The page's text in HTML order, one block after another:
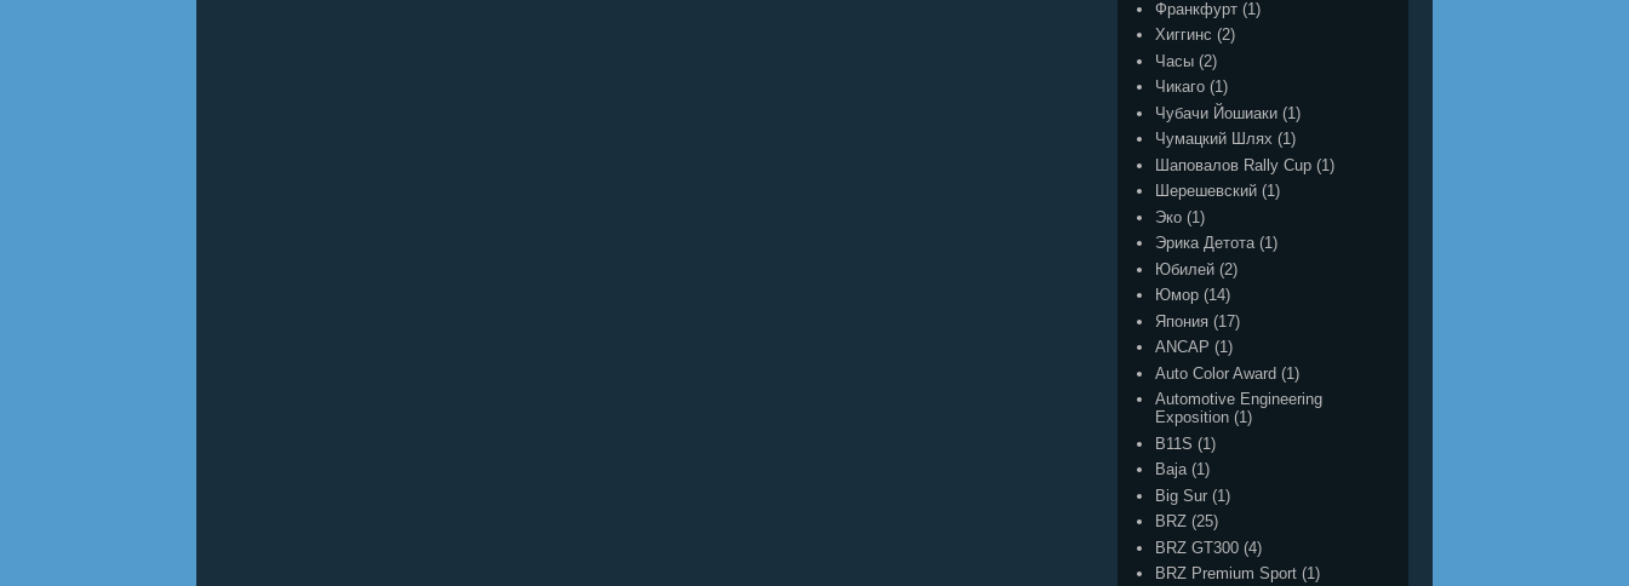
Франкфурт (1)
Хиггинс (2)
Часы (2)
Чикаго (1)
Чубачи Йошиаки (1)
Чумацкий Шлях (1)
Шаповалов Rally Cup (1)
Шерешевский (1)
Эко (1)
Эрика Детота (1)
Юбилей (2)
Юмор (14)
Япония (17)
ANCAP (1)
Auto Color Award (1)
Automotive Engineering
Exposition (1)
B11S (1)
Baja (1)
Big Sur (1)
BRZ (25)
BRZ GT300 (4)
BRZ Premium Sport (1)